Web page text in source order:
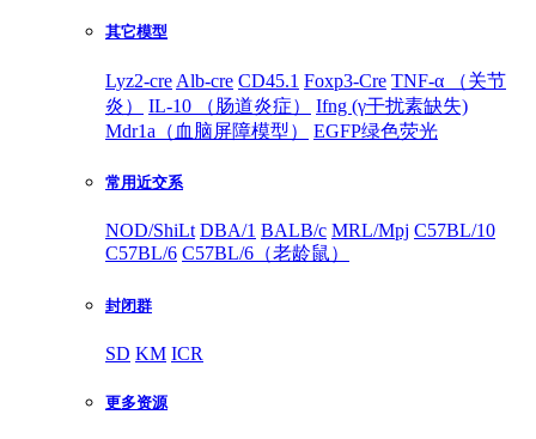
其它模型
Lyz2-cre Alb-cre CD45.1 Foxp3-Cre TNF-α （关节
炎）
IL-10 （肠道炎症）
Ifng (γ干扰素缺失)
Mdr1a（血脑屏障模型）
EGFP绿色荧光
常用近交系
NOD/ShiLt DBA/1 BALB/c MRL/Mpj C57BL/10
C57BL/6 C57BL/6（老龄鼠）
封闭群
SD KM ICR
更多资源